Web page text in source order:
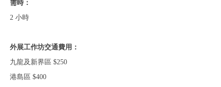
需時：
2 小時
外展工作坊交通費用：
九龍及新界區 $250
港島區 $400